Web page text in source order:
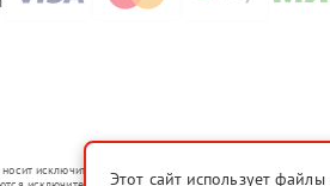
исключительно справочный характер.
Этот сайт использует